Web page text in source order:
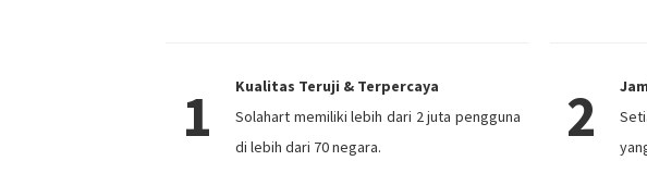
1
Kualitas Teruji & Terpercaya
Solahart memiliki lebih dari 2 juta pengguna
di lebih dari 70 negara.
2